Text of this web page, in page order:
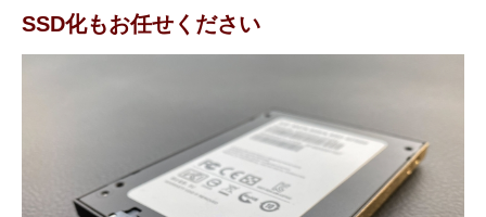
SSD化もお任せください